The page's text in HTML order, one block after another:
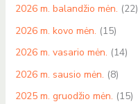
2026 m. balandžio mėn. (22)
2026 m. kovo mėn. (15)
2026 m. vasario mėn. (14)
2026 m. sausio mėn. (8)
2025 m. gruodžio mėn. (15)